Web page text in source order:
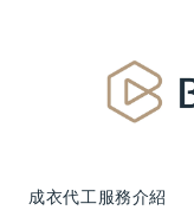
成衣代工服務介紹